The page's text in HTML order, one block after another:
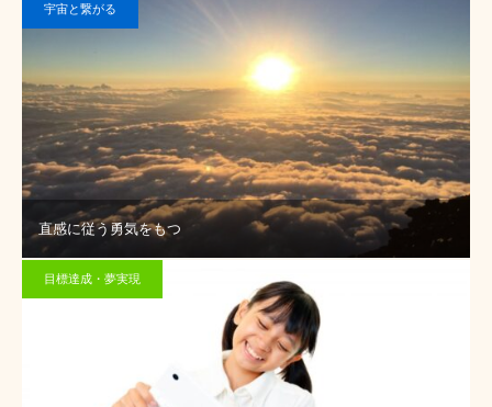
宇宙と繋がる
直感に従う勇気をもつ
目標達成・夢実現